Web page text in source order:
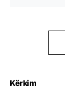
Kërkim